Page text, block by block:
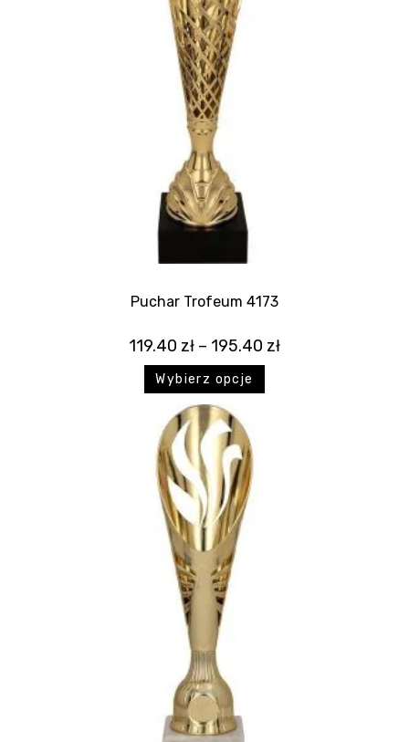
Puchar Trofeum 4173
119.40 zł – 195.40 zł
Wybierz opcje